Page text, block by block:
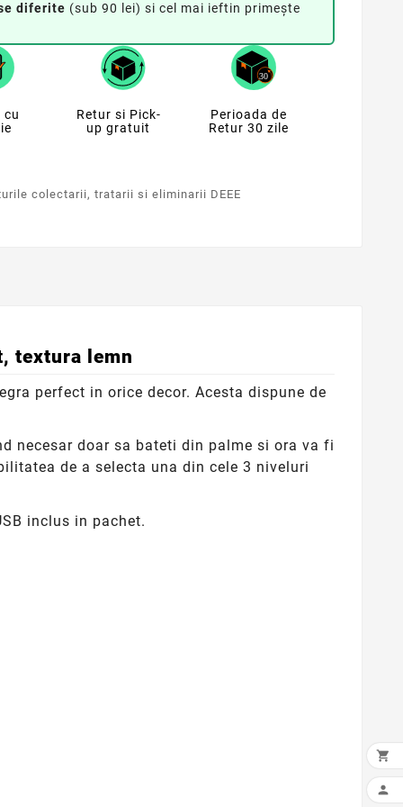
diferite (sub 90 lei) si cel mai ieftin primește
cu
Retur si Pick-
up gratuit
Perioada de
Retur 30 zile
colectarii, tratarii si eliminarii DEEE
textura lemn
perfect in orice decor. Acesta dispune de
necesar doar sa bateti din palme si ora va fi
de a selecta una din cele 3 niveluri
inclus in pachet.

